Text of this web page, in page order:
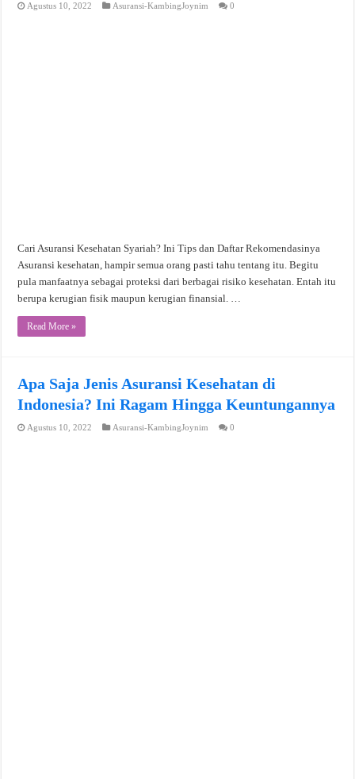
Agustus 10, 2022 Asuransi-KambingJoynim 0
Cari Asuransi Kesehatan Syariah? Ini Tips dan Daftar Rekomendasinya
Asuransi kesehatan, hampir semua orang pasti tahu tentang itu. Begitu
pula manfaatnya sebagai proteksi dari berbagai risiko kesehatan. Entah itu
berupa kerugian fisik maupun kerugian finansial. …
Read More »
Apa Saja Jenis Asuransi Kesehatan di
Indonesia? Ini Ragam Hingga Keuntungannya
Agustus 10, 2022 Asuransi-KambingJoynim 0